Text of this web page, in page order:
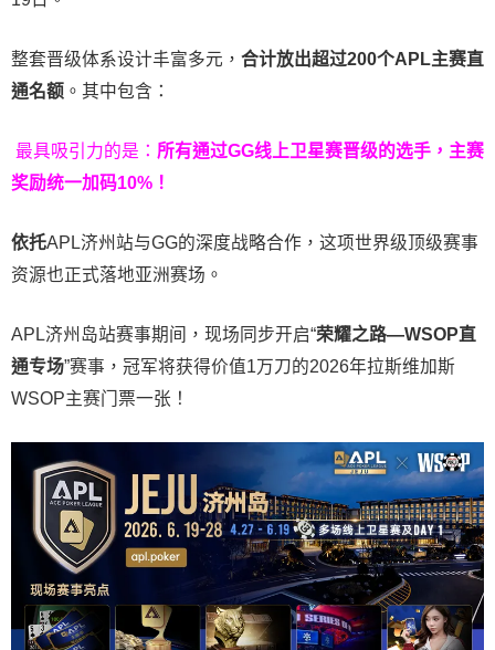
整套晋级体系设计丰富多元， 合计放出超过200个APL主赛直
通名额 。其中包含：
最具吸引力的是： 所有通过GG线上卫星赛晋级的选手，主赛
奖励统一加码10% ！
依托APL济州站与GG的深度战略合作，这项世界级顶级赛事
资源也正式落地亚洲赛场。
APL济州岛站赛事期间，现场同步开启“荣耀之路—WSOP直
通专场”赛事，冠军将获得价值1万刀的2026年拉斯维加斯
WSOP主赛门票一张！